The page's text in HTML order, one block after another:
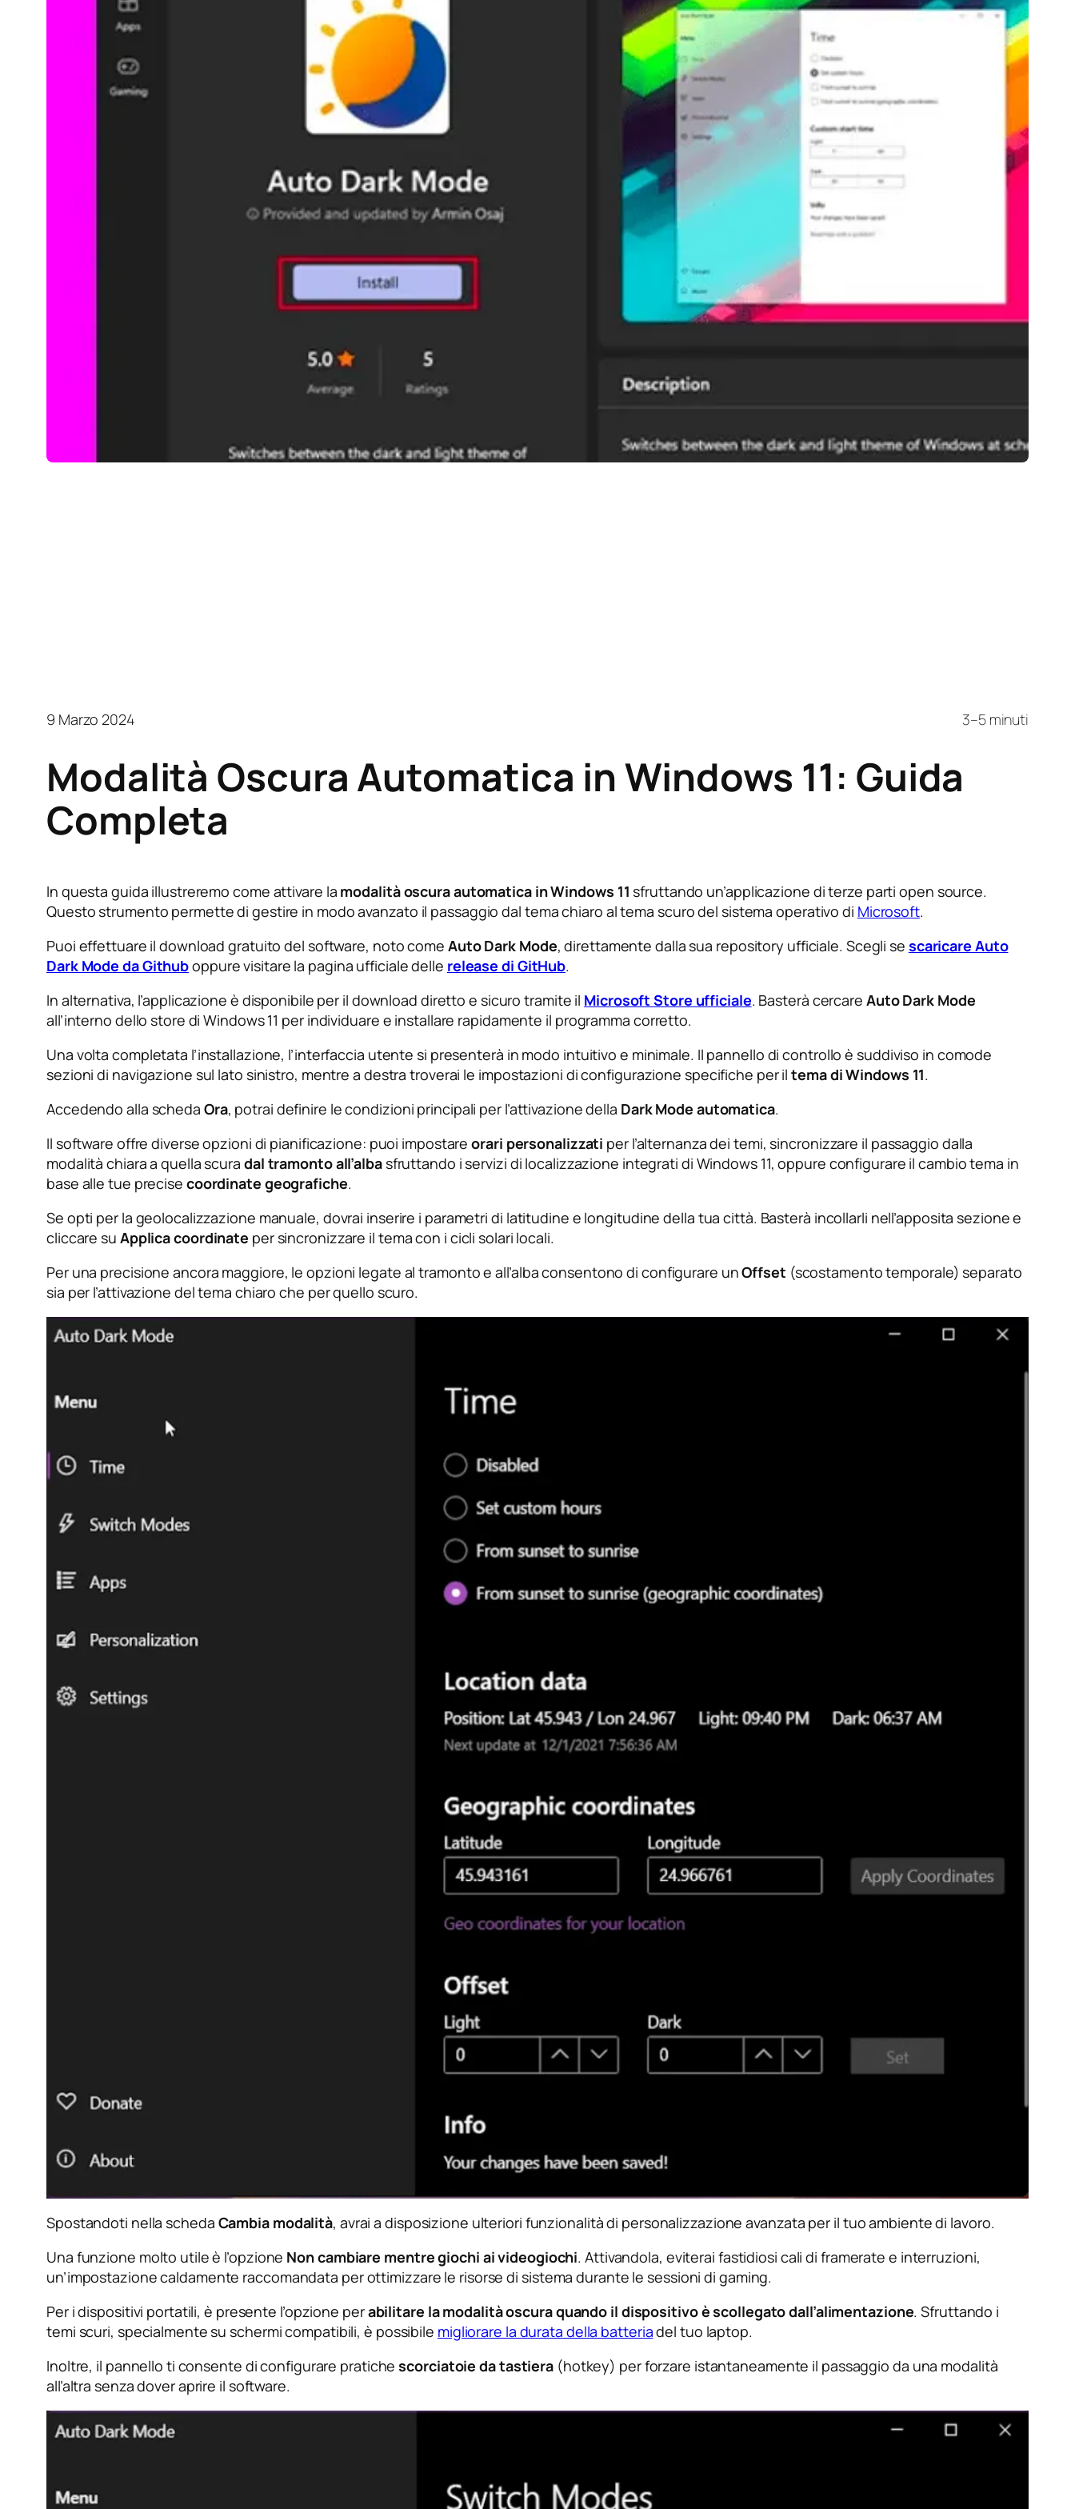
9 Marzo 2024 3–5 minuti
Modalità Oscura Automatica in Windows 11: Guida
Completa
In questa guida illustreremo come attivare la modalità oscura automatica in Windows 11 sfruttando un’applicazione di terze parti open source.
Questo strumento permette di gestire in modo avanzato il passaggio dal tema chiaro al tema scuro del sistema operativo di Microsoft.
Puoi effettuare il download gratuito del software, noto come Auto Dark Mode, direttamente dalla sua repository ufficiale. Scegli se scaricare Auto
Dark Mode da Githuboppure visitare la pagina ufficiale delle release di GitHub.
In alternativa, l’applicazione è disponibile per il download diretto e sicuro tramite il Microsoft Store ufficiale. Basterà cercare Auto Dark Mode
all’interno dello store di Windows 11 per individuare e installare rapidamente il programma corretto.
Una volta completata l’installazione, l’interfaccia utente si presenterà in modo intuitivo e minimale. Il pannello di controllo è suddiviso in comode
sezioni di navigazione sul lato sinistro, mentre a destra troverai le impostazioni di configurazione specifiche per iltema di Windows 11.
Accedendo alla scheda Ora, potrai definire le condizioni principali per l’attivazione della Dark Mode automatica.
Il software offre diverse opzioni di pianificazione: puoi impostareorari personalizzati per l’alternanza dei temi, sincronizzare il passaggio dalla
modalità chiara a quella scura dal tramonto all’albasfruttando i servizi di localizzazione integrati di Windows 11, oppure configurare il cambio tema in
base alle tue precise coordinate geografiche.
Se opti per la geolocalizzazione manuale, dovrai inserire i parametri di latitudine e longitudine della tua città. Basterà incollarli nell’apposita sezione e
cliccare su Applica coordinate per sincronizzare il tema con i cicli solari locali.
Per una precisione ancora maggiore, le opzioni legate al tramonto e all’alba consentono di configurare unOffset (scostamento temporale) separato
sia per l’attivazione del tema chiaro che per quello scuro.
Spostandoti nella scheda Cambia modalità, avrai a disposizione ulteriori funzionalità di personalizzazione avanzata per il tuo ambiente di lavoro.
Una funzione molto utile è l’opzione Non cambiare mentre giochi ai videogiochi. Attivandola, eviterai fastidiosi cali di framerate e interruzioni,
un’impostazione caldamente raccomandata per ottimizzare le risorse di sistema durante le sessioni di gaming.
Per i dispositivi portatili, è presente l’opzione perabilitare la modalità oscura quando il dispositivo è scollegato dall’alimentazione. Sfruttando i
temi scuri, specialmente su schermi compatibili, è possibile migliorare la durata della batteriadel tuo laptop.
Inoltre, il pannello ti consente di configurare pratichescorciatoie da tastiera (hotkey) per forzare istantaneamente il passaggio da una modalità
all’altra senza dover aprire il software.